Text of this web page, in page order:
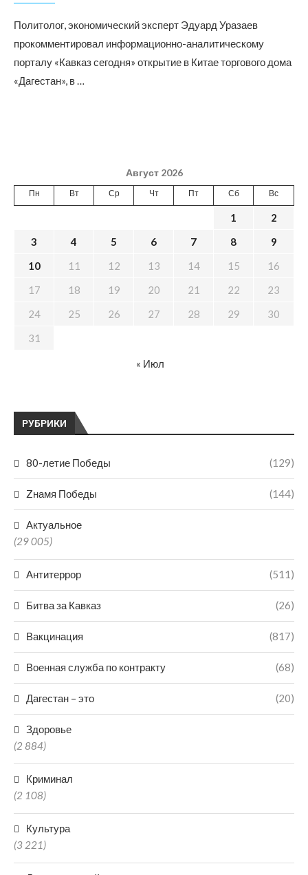
Политолог, экономический эксперт Эдуард Уразаев
прокомментировал информационно-аналитическому
порталу «Кавказ сегодня» открытие в Китае торгового дома
«Дагестан», в …
РУБРИКИ
80-летие Победы (129)
Zнамя Победы (144)
Актуальное
(29 005)
Антитеррор (511)
Битва за Кавказ (26)
Вакцинация (817)
Военная служба по контракту (68)
Дагестан – это (20)
Здоровье
(2 884)
Криминал
(2 108)
Культура
(3 221)
Август 2026
Пн Вт Ср Чт Пт Сб Вс
1
2
3
4 5 6 7 8
9
10
11 12 13 14 15
16
17
18 19 20 21 22
23
24
25 26 27 28 29
30
31
« Июл